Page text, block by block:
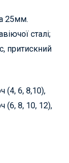
25мм.
сталі;
притискний
(4, 6, 8,10),
(6, 8, 10, 12),